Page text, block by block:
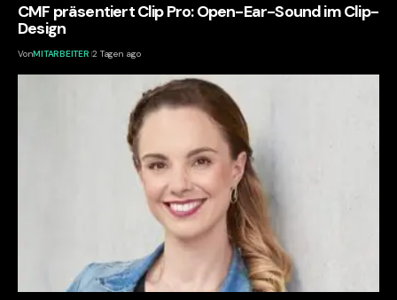
CMF präsentiert Clip Pro: Open-Ear-Sound im Clip-
Design
VonMITARBEITER 2 Tagen ago